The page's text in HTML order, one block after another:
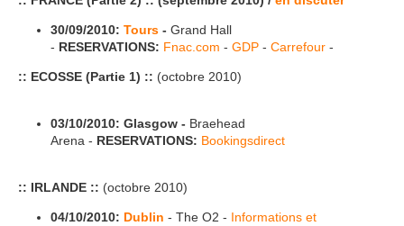
30/09/2010: Tours - Grand Hall
- RESERVATIONS: Fnac.com - GDP - Carrefour -
:: ECOSSE (Partie 1) :: (octobre 2010)
03/10/2010: Glasgow - Braehead
Arena - RESERVATIONS: Bookingsdirect
:: IRLANDE :: (octobre 2010)
04/10/2010: Dublin - The O2 - Informations et